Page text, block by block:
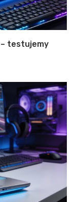
testujemy